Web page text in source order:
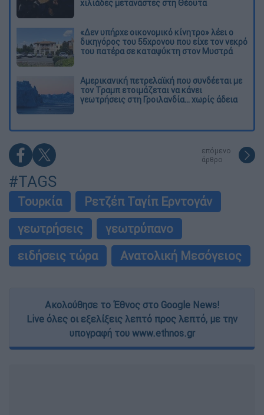
χιλιάδες μετανάστες στη Θέουτα
«Δεν υπήρχε οικονομικό κίνητρο» λέει ο
δικηγόρος του 55χρονου που είχε τον νεκρό
του πατέρα σε καταψύκτη στον Μυστρά
Αμερικανική πετρελαϊκή που συνδέεται με
τον Τραμπ ετοιμάζεται να κάνει
γεωτρήσεις στη Γροιλανδία... χωρίς άδεια
επόμενο
άρθρο
#TAGS
Τουρκία
Ρετζέπ Ταγίπ Ερντογάν
γεωτρήσεις
γεωτρύπανο
ειδήσεις τώρα
Ανατολική Μεσόγειος
Ακολούθησε το Έθνος στο Google News!
Live όλες οι εξελίξεις λεπτό προς λεπτό, με την
υπογραφή του www.ethnos.gr